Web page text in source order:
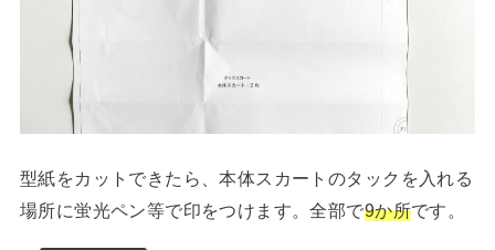
型紙をカットできたら、本体スカートのタックを入れる
場所に蛍光ペン等で印をつけます。全部で9か所です。